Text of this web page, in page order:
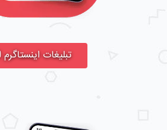
تبلیغات اینستاگرم